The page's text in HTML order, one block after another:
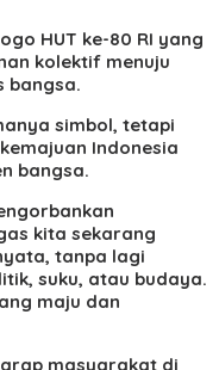
HUT ke-80 RI yang
kolektif menuju
bangsa.
simbol, tetapi
Indonesia
bangsa.
kita sekarang
tanpa lagi
suku, atau budaya.
maju dan
masyarakat di